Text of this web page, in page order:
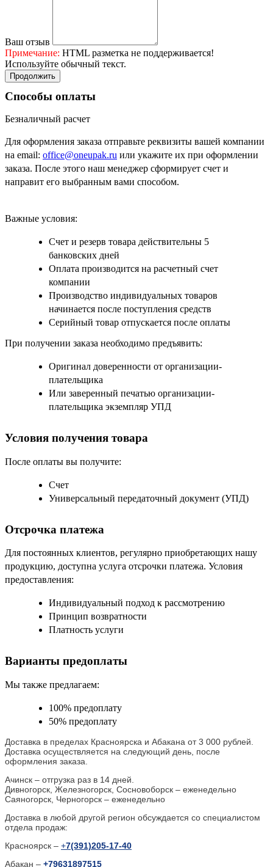
Ваш отзыв
Примечание: HTML разметка не поддерживается!
Используйте обычный текст.
Продолжить
Способы оплаты
Безналичный расчет
Для оформления заказа отправьте реквизиты вашей компании
на email: office@oneupak.ru или укажите их при оформлении
заказа. После этого наш менеджер сформирует счет и
направит его выбранным вами способом.
Важные условия:
Счет и резерв товара действительны 5
банковских дней
Оплата производится на расчетный счет
компании
Производство индивидуальных товаров
начинается после поступления средств
Серийный товар отпускается после оплаты
При получении заказа необходимо предъявить:
Оригинал доверенности от организации-
плательщика
Или заверенный печатью организации-
плательщика экземпляр УПД
Условия получения товара
После оплаты вы получите:
Счет
Универсальный передаточный документ (УПД)
Отсрочка платежа
Для постоянных клиентов, регулярно приобретающих нашу
продукцию, доступна услуга отсрочки платежа. Условия
предоставления:
Индивидуальный подход к рассмотрению
Принцип возвратности
Платность услуги
Варианты предоплаты
Мы также предлагаем:
100% предоплату
50% предоплату
Доставка в пределах Красноярска и Абакана от 3 000 рублей.
Доставка осуществляется на следующий день, после
оформления заказа.
Ачинск – отгрузка раз в 14 дней.
Дивногорск, Железногорск, Сосновоборск – еженедельно
Саяногорск, Черногорск – еженедельно
Доставка в любой другой регион обсуждается со специалистом
отдела продаж:
Красноярск – +7(391)205-17-40
Абакан – +79631897515